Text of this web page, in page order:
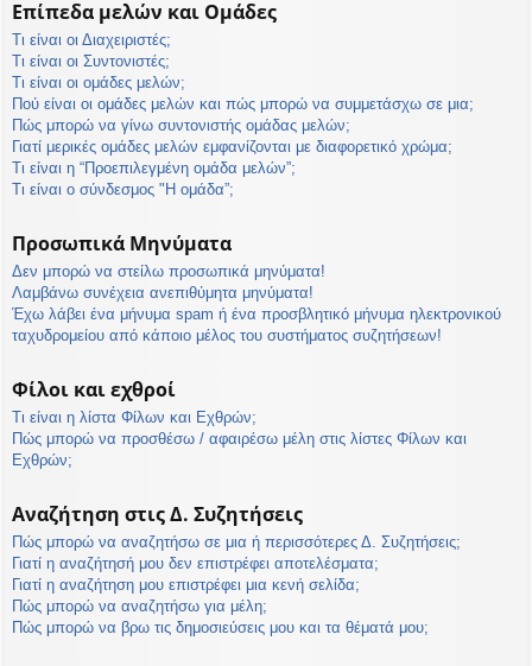
Επίπεδα μελών και Ομάδες
Τι είναι οι Διαχειριστές;
Τι είναι οι Συντονιστές;
Τι είναι οι ομάδες μελών;
Πού είναι οι ομάδες μελών και πώς μπορώ να συμμετάσχω σε μια;
Πώς μπορώ να γίνω συντονιστής ομάδας μελών;
Γιατί μερικές ομάδες μελών εμφανίζονται με διαφορετικό χρώμα;
Τι είναι η “Προεπιλεγμένη ομάδα μελών”;
Τι είναι ο σύνδεσμος "Η ομάδα”;
Προσωπικά Μηνύματα
Δεν μπορώ να στείλω προσωπικά μηνύματα!
Λαμβάνω συνέχεια ανεπιθύμητα μηνύματα!
Έχω λάβει ένα μήνυμα spam ή ένα προσβλητικό μήνυμα ηλεκτρονικού
ταχυδρομείου από κάποιο μέλος του συστήματος συζητήσεων!
Φίλοι και εχθροί
Τι είναι η λίστα Φίλων και Εχθρών;
Πώς μπορώ να προσθέσω / αφαιρέσω μέλη στις λίστες Φίλων και
Εχθρών;
Αναζήτηση στις Δ. Συζητήσεις
Πώς μπορώ να αναζητήσω σε μια ή περισσότερες Δ. Συζητήσεις;
Γιατί η αναζήτησή μου δεν επιστρέφει αποτελέσματα;
Γιατί η αναζήτηση μου επιστρέφει μια κενή σελίδα;
Πώς μπορώ να αναζητήσω για μέλη;
Πώς μπορώ να βρω τις δημοσιεύσεις μου και τα θέματά μου;